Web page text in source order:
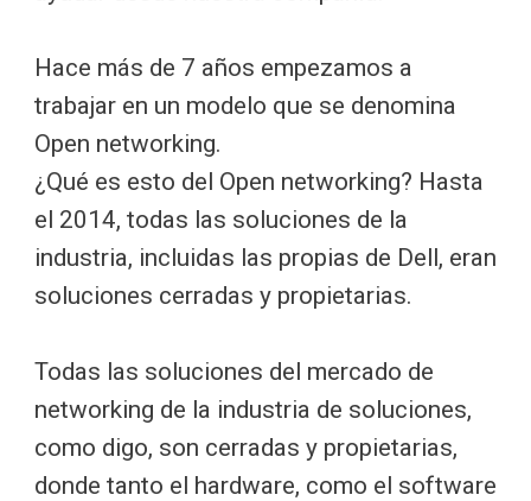
Hace más de 7 años empezamos a
trabajar en un modelo que se denomina
Open networking.
¿Qué es esto del Open networking? Hasta
el 2014, todas las soluciones de la
industria, incluidas las propias de Dell, eran
soluciones cerradas y propietarias.
Todas las soluciones del mercado de
networking de la industria de soluciones,
como digo, son cerradas y propietarias,
donde tanto el hardware, como el software